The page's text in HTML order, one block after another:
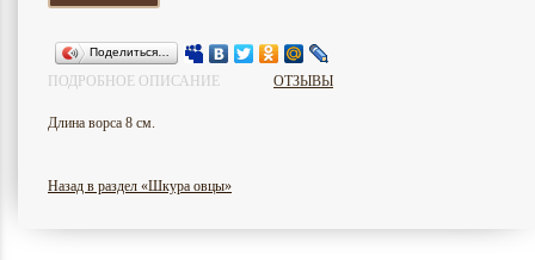
Поделиться…
ПОДРОБНОЕ ОПИСАНИЕ ОТЗЫВЫ
Длина ворса 8 см.
Назад в раздел «Шкура овцы»